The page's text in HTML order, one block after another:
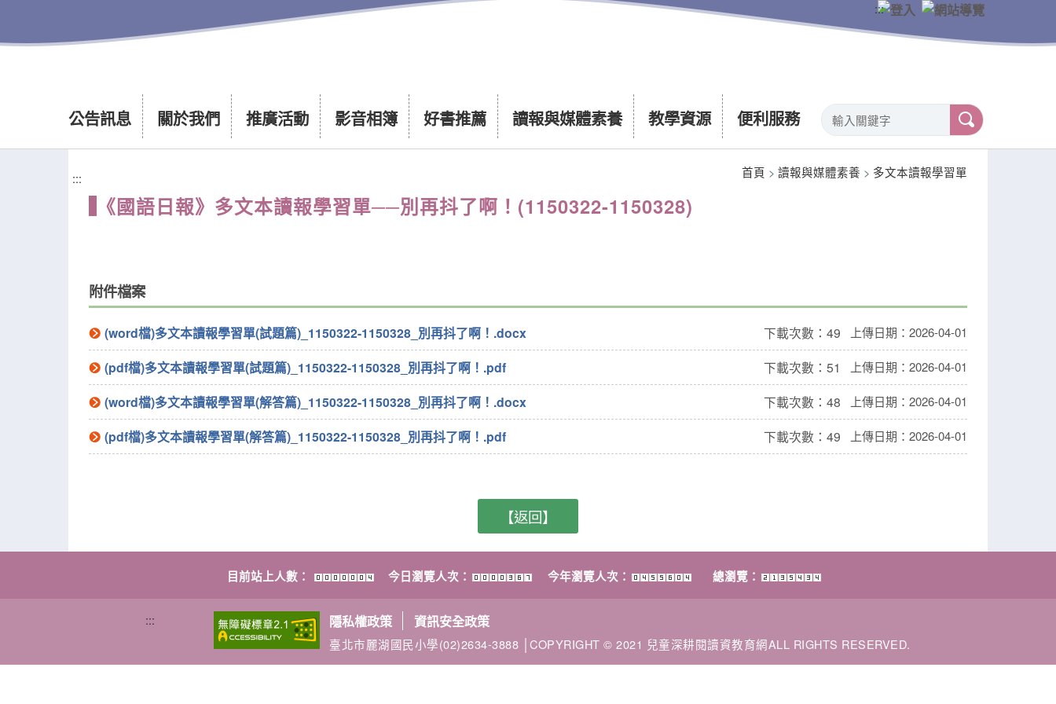
:::
公告訊息 關於我們 推廣活動 影音相簿 好書推薦 讀報與媒體素養 教學資源 便利服務
:::
《國語日報》多文本讀報學習單──別再抖了啊！(1150322-1150328)
首頁 > 讀報與媒體素養 > 多文本讀報學習單
附件檔案
(word檔)多文本讀報學習單(試題篇)_1150322-1150328_別再抖了啊！.docx 上傳日期：2026-04-01
下載次數：49
(pdf檔)多文本讀報學習單(試題篇)_1150322-1150328_別再抖了啊！.pdf 上傳日期：2026-04-01
下載次數：51
(word檔)多文本讀報學習單(解答篇)_1150322-1150328_別再抖了啊！.docx 上傳日期：2026-04-01
下載次數：48
(pdf檔)多文本讀報學習單(解答篇)_1150322-1150328_別再抖了啊！.pdf 上傳日期：2026-04-01
下載次數：49
【返回】
目前站上人數： 今日瀏覽人次： 今年瀏覽人次： 總瀏覽：
::: 隱私權政策 資訊安全政策
臺北市麗湖國民小學(02)2634-3888 │COPYRIGHT © 2021 兒童深耕閱讀資教育網ALL RIGHTS RESERVED.